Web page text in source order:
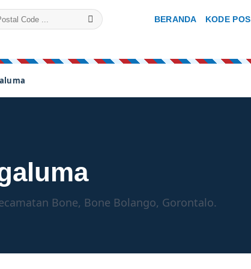
BERANDA KODE POS
Bone, Bone Bolango, Gorontalo.